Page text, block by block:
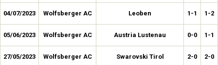
04/07/2023 Wolfsberger AC Leoben 1-1 1-2
05/06/2023 Wolfsberger AC Austria Lustenau 0-0 1-1
27/05/2023 Wolfsberger AC Swarovski Tirol 2-0 2-0